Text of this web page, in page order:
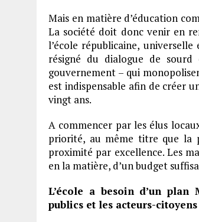
Mais en matière d’éducation
La société doit donc venir en
l’école républicaine,
résigné du dialogue de
gouvernement – qui
est indispensable afin de créer
vingt ans.
A commencer par les élus
priorité, au même titre que la
proximité par excellence. Les
en la matière, d’un budget
L’école a besoin d’un
publics et les acteurs-